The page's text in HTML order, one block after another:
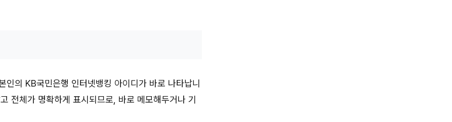
의 KB국민은행 인터넷뱅킹 아이디가 바로 나타납니
전체가 명확하게 표시되므로, 바로 메모해두거나 기